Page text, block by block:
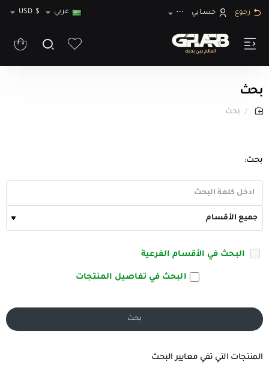
رجوع حسـابي ⋯ عربي $
USD
بحث
بحث
بحث:
البحث في الأقسام الفرعية
البحث في تفاصيل المنتجات
بحث
المنتجات التي تفي معايير البحث